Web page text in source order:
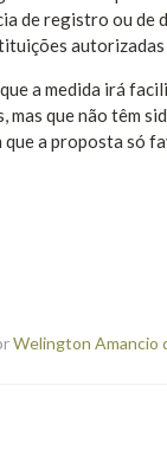
de registro ou
a medida irá
que não têm
a proposta só
Welington Amancio